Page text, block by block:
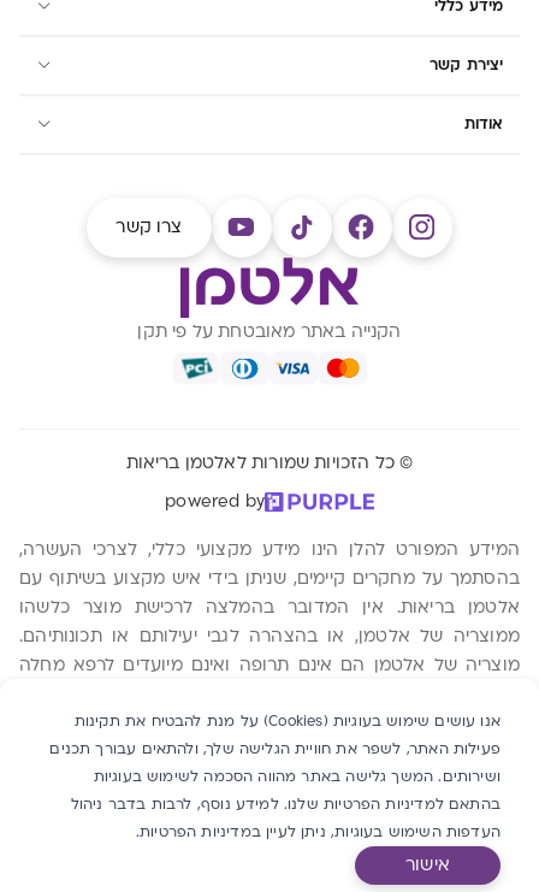
מידע כללי
יצירת קשר
אודות
צרו קשר
הקנייה באתר מאובטחת על פי תקן
© כל הזכויות שמורות לאלטמן בריאות
powered by
המידע המפורט להלן הינו מידע מקצועי כללי, לצרכי העשרה,
בהסתמך על מחקרים קיימים, שניתן בידי איש מקצוע בשיתוף עם
אלטמן בריאות. אין המדובר בהמלצה לרכישת מוצר כלשהו
ממוצריה של אלטמן, או בהצהרה לגבי יעילותם או תכונותיהם.
מוצריה של אלטמן הם אינם תרופה ואינם מיועדים לרפא מחלה
הקורא בלבד ומומלץ להתייעץ עם רופא מוסמך טרם רכישת מוצר
כלשהו. אלטמן בריאות שותפות כללית, ח.פ 540219987. משה
אביב 2 ת.ד 760 אור יהודה 6025603
אנו עושים שימוש בעוגיות (Cookies) על מנת להבטיח את תקינות
פעילות האתר, לשפר את חוויית הגלישה שלך, ולהתאים עבורך תכנים
ושירותים. המשך גלישה באתר מהווה הסכמה לשימוש בעוגיות
בהתאם למדיניות הפרטיות שלנו. למידע נוסף, לרבות בדבר ניהול
העדפות השימוש בעוגיות, ניתן לעייןבמדיניות הפרטיות.
אישור